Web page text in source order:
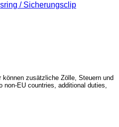
/ Sicherungsclip
können zusätzliche Zölle, Steuern und
non-EU countries, additional duties,